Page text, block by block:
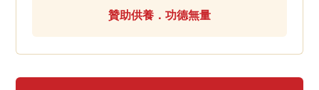
贊助供養．功德無量